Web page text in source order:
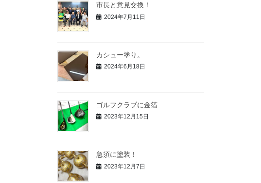
市長と意見交換！
2024年7月11日
カシュー塗り。
2024年6月18日
ゴルフクラブに金箔
2023年12月15日
急須に塗装！
2023年12月7日